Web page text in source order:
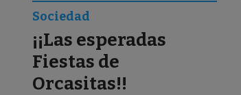
¡¡Las esperadas
Fiestas de
Orcasitas!!
Sociedad